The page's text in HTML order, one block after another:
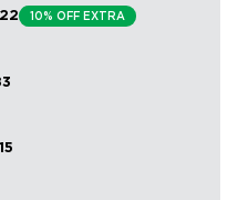
10% OFF EXTRA